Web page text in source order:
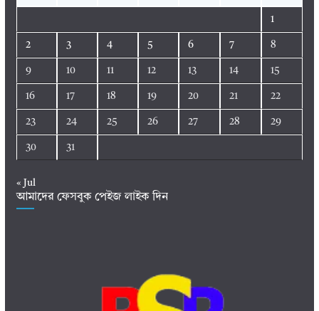
1
2 3 4 5 6 7 8
9 10 11 12 13 14 15
16 17 18 19 20 21 22
23 24 25 26 27 28 29
30 31
« Jul
আমাদের ফেসবুক পেইজ লাইক দিন